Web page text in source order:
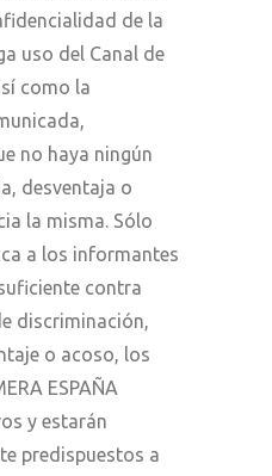
de la
uso del Canal de
como la
no haya ningún
desventaja o
la misma. Sólo
a los informantes
contra
discriminación,
o acoso, los
ESPAÑA
y estarán
predispuestos a